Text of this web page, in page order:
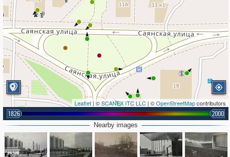
Leaflet | ©SCANEX ITC LLC | ©OpenStreetMapcontributors
1826 2000
Nearby images